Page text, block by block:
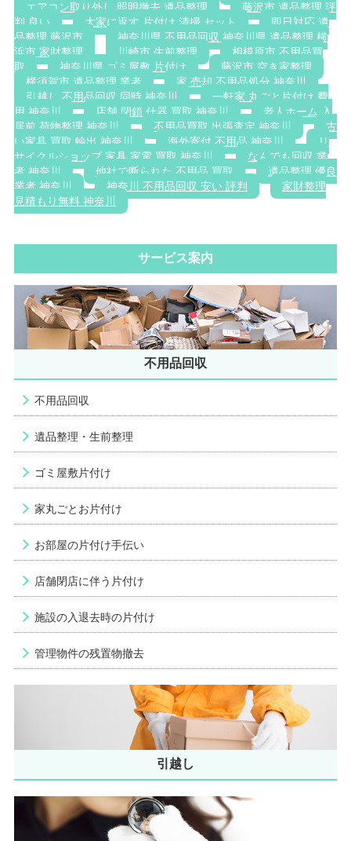
エアコン取り外し 照明撤去 遺品整理
藤沢市 遺品整理 評
判 良い
大家に返す 片付け 清掃 セット
即日対応 遺
品整理 藤沢市
神奈川県 不用品回収 神奈川県 遺品整理 横
浜市 家財整理
川崎市 生前整理
相模原市 不用品買
取
神奈川県 ゴミ屋敷 片付け
藤沢市 空き家整理
横須賀市 遺品整理 業者
家 売却 不用品処分 神奈川
引越し 不用品回収 同時 神奈川
一軒家 丸ごと片付け 費
用 神奈川
店舗 閉鎖 什器 買取 神奈川
老人ホーム 入
居前 荷物整理 神奈川
不用品買取 出張査定 神奈川
古
い家具 買取 輸出 神奈川
海外寄付 不用品 神奈川
リ
サイクルショップ 家具 家電 買取 神奈川
なんでも回収 業
者 神奈川
他社で断られた 不用品 買取
遺品整理 優良
業者 神奈川
神奈川 不用品回収 安い 評判
家財整理
見積もり無料 神奈川
サービス案内
不用品回収
不用品回収
遺品整理・生前整理
ゴミ屋敷片付け
家丸ごとお片付け
お部屋の片付け手伝い
店舗閉店に伴う片付け
施設の入退去時の片付け
管理物件の残置物撤去
引越し